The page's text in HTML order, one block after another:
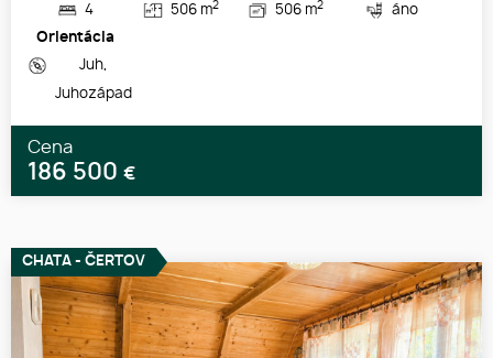
4
506 m2
506 m2
áno
Orientácia
Juh,
Juhozápad
Cena
186 500 €
CHATA - ČERTOV